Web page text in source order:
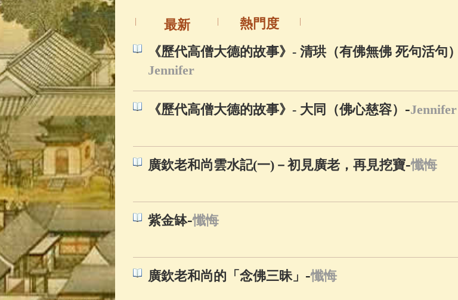
最新
熱門度
《歷代高僧大德的故事》- 清珙（有佛無佛 死句活句）
Jennifer
《歷代高僧大德的故事》- 大同（佛心慈容） -Jennifer
廣欽老和尚雲水記(一)－初見廣老，再見挖寶-懺悔
紫金缽-懺悔
廣欽老和尚的「念佛三昧」 -懺悔